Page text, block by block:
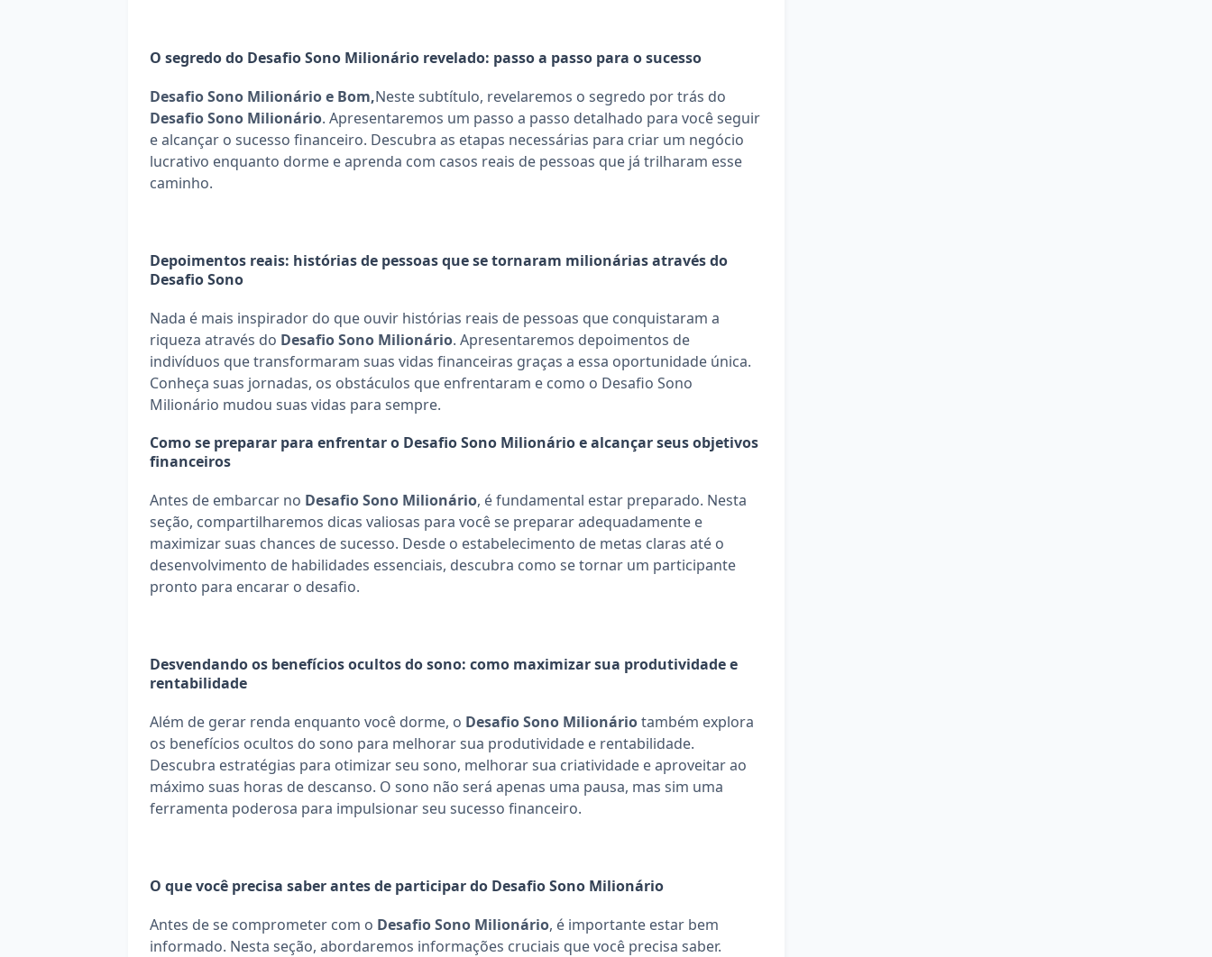
O segredo do Desafio Sono Milionário revelado: passo a passo para o sucesso
Desafio Sono Milionário e Bom,
Desafio Sono Milionário. Apresentaremos um passo a passo detalhado para você seguir
e alcançar o sucesso financeiro. Descubra as etapas necessárias para criar um negócio
lucrativo enquanto dorme e aprenda com casos reais de pessoas que já trilharam esse
caminho.
Depoimentos reais: histórias de pessoas que se tornaram milionárias através do
Desafio Sono
Nada é mais inspirador do que ouvir histórias reais de pessoas que conquistaram a
riqueza através do Desafio Sono Milionário. Apresentaremos depoimentos de
indivíduos que transformaram suas vidas financeiras graças a essa oportunidade única.
Conheça suas jornadas, os obstáculos que enfrentaram e como o Desafio Sono
Milionário mudou suas vidas para sempre.
Como se preparar para enfrentar o Desafio Sono Milionário e alcançar seus objetivos
financeiros
Antes de embarcar no Desafio Sono Milionário, é fundamental estar preparado. Nesta
seção, compartilharemos dicas valiosas para você se preparar adequadamente e
maximizar suas chances de sucesso. Desde o estabelecimento de metas claras até o
desenvolvimento de habilidades essenciais, descubra como se tornar um participante
pronto para encarar o desafio.
Desvendando os benefícios ocultos do sono: como maximizar sua produtividade e
rentabilidade
Além de gerar renda enquanto você dorme, o Desafio Sono Milionário também explora
os benefícios ocultos do sono para melhorar sua produtividade e rentabilidade.
Descubra estratégias para otimizar seu sono, melhorar sua criatividade e aproveitar ao
máximo suas horas de descanso. O sono não será apenas uma pausa, mas sim uma
ferramenta poderosa para impulsionar seu sucesso financeiro.
O que você precisa saber antes de participar do Desafio Sono Milionário
Antes de se comprometer com o Desafio Sono Milionário, é importante estar bem
informado. Nesta seção, abordaremos informações cruciais que você precisa saber.